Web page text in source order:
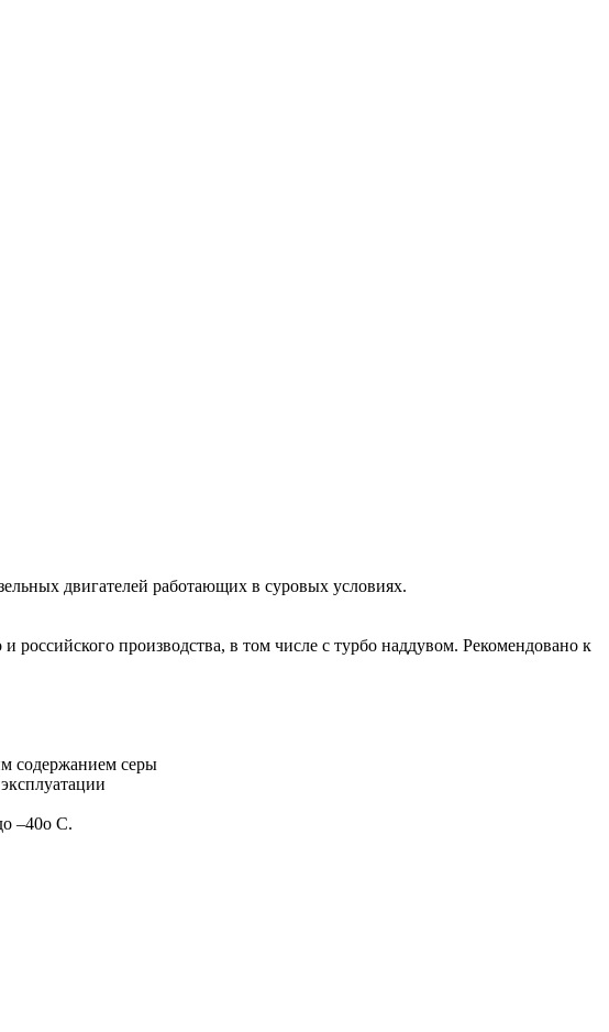
двигателей работающих в суровых условиях.
российского производства, в том числе с турбо наддувом. Рекомендовано к
содержанием серы
–40о С.